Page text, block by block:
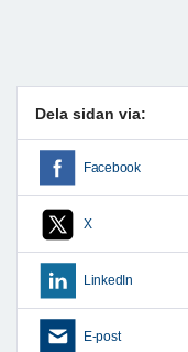
Dela sidan via:
Facebook
X
LinkedIn
E-post